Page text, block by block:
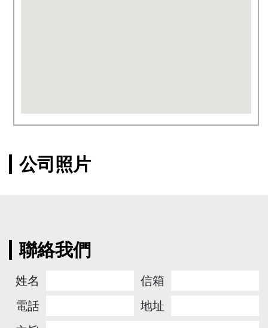
公司照片
聯絡我們
姓名
信箱
電話
地址